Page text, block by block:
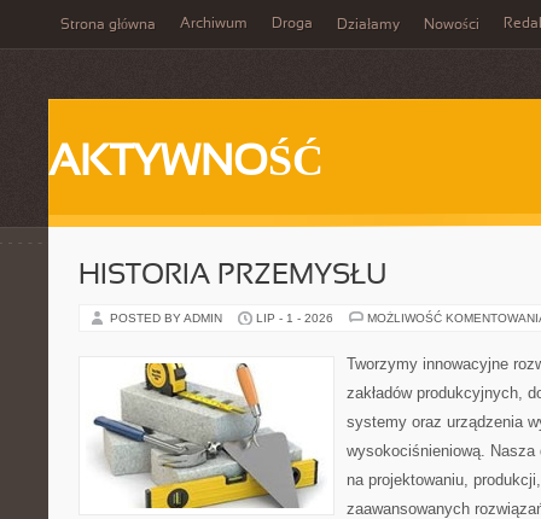
Strona główna Archiwum Droga Działamy Nowości
AKTYWNOŚĆ
HISTORIA PRZEMYSŁU
POSTED BY ADMIN LIP - 1 - 2026 MOŻLIWOŚĆ
Tworzymy innowacyjne
zakładów produkcyjnych,
systemy oraz urządzenia
wysokociśnieniową. Nasza
na projektowaniu,
zaawansowanych